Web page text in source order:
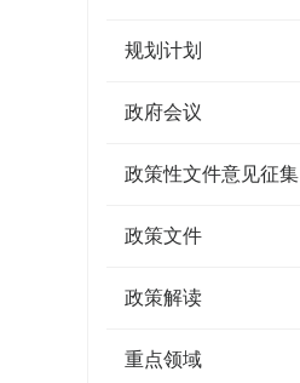
规划计划
政府会议
政策性文件意见征集
政策文件
政策解读
重点领域